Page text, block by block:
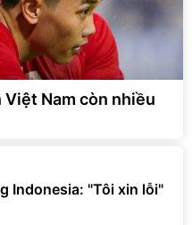
Nam còn nhiều
Indonesia: "Tôi xin lỗi"